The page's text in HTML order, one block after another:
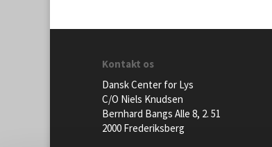
Kontakt os
Dansk Center for Lys
C/O Niels Knudsen
Bernhard Bangs Alle 8, 2. 51
2000 Frederiksberg